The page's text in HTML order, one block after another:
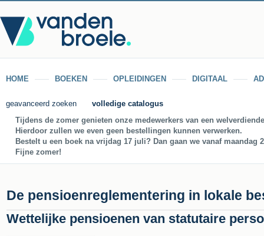
HOME BOEKEN OPLEIDINGEN DIGITAAL
geavanceerd zoeken
volledige catalogus
Tijdens de zomer genieten onze medewerkers van een
Hierdoor zullen we even geen bestellingen kunnen verwerken.
Bestelt u een boek na vrijdag 17 juli? Dan gaan we vanaf
Fijne zomer!
De pensioenreglementering in lokale
Wettelijke pensioenen van statutaire